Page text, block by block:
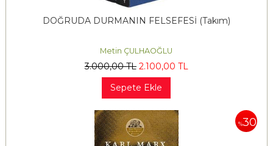
DOĞRUDA DURMANIN FELSEFESİ (Takım)
Metin ÇULHAOĞLU
3.000,00TL 2.100,00 TL
Sepete Ekle
%30